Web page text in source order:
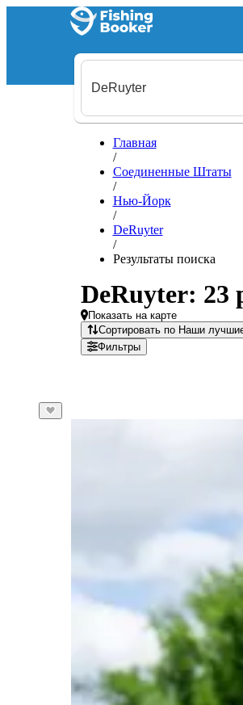
Главная
/
Соединенные Штаты
/
Нью-Йорк
/
DeRuyter
/
Результаты поиска
DeRuyter: 23
Показать на карте
Сортировать по Наши
Фильтры